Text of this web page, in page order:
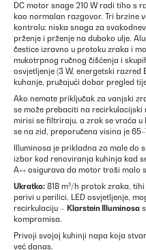
DC motor snage 210 W radi tiho s
kao normalan razgovor. Tri brzine
kontrolu: niska snaga za
prženje i prženje na duboko ulje.
čestice izravno u protoku zraka i
mukotrpnog ručnog čišćenja i
osvjetljenje (3 W, energetski
kuhanje, pružajući dobar pregled
Ako nemate priključak za vanjski
se može prebaciti na
mirisi se filtriraju, a zrak se vraća
se na zid, preporučena visina je
Illuminosa je prikladna za male do
izbor kod renoviranja kuhinja kad
A++ osigurava da motor troši malo
Ukratko: 818 m³/h protok zraka,
perivi u perilici, LED osvjetljenje,
recirkulaciju – Klarstein Illuminosa
kompromisa.
Privoji svojoj kuhinji napa koja
već danas.